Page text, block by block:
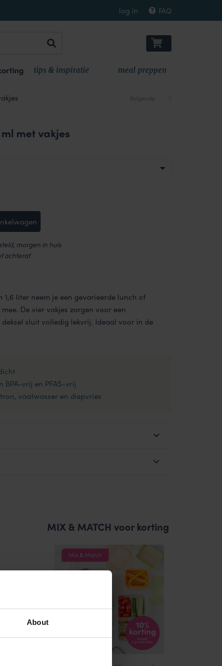
About
log in FAQ
tips & inspiratie meal preppen
Volgende
met vakjes
morgen in huis
achteraf
1,6 liter neem je een gevarieerde lunch of
De vier vakjes zorgen voor een
sluit volledig lekvrij. Ideaal voor in de
BPA-vrij en PFAS-vrij
vaatwasser en diepvries
MIX & MATCH voor korting